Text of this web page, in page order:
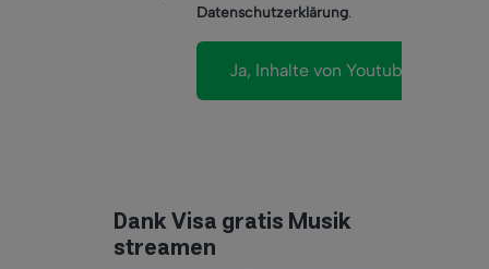
Datenschutzerklärung.
Dank Visa gratis Musik
streamen